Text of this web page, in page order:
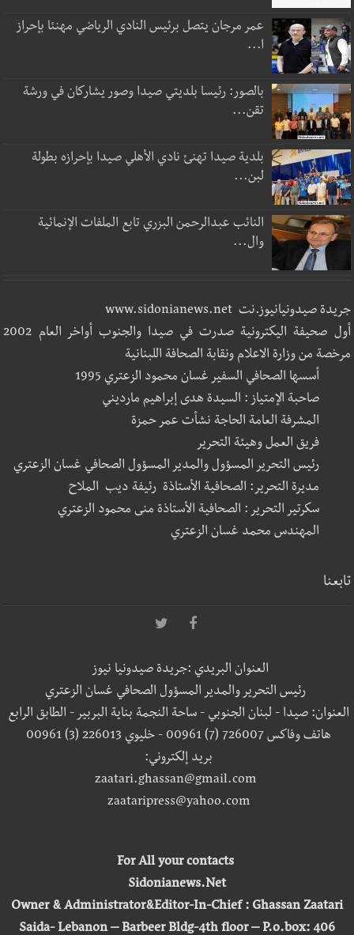
عمر مرجان يتصل برئيس النادي الرياضي مهنئا بإحراز
ا...
بالصور: رئيسا بلديتي صيدا وصور يشاركان في ورشة
تقن...
بلدية صيدا تهنئ نادي الأهلي صيدا بإحرازه بطولة
لبن...
النائب عبدالرحمن البزري تابع الملفات الإنمائية
وال...
جريدة صيدونيانيوز.نت www.sidonianews.net
أول صحيفة اليكترونية صدرت في صيدا والجنوب أواخر العام 2002
مرخصة من وزارة الاعلام ونقابة الصحافة اللبنانية
أسسها الصحافي السفير غسان محمود الزعتري 1995
صاحبة الإمتياز : السيدة هدى إبراهيم مارديني
المشرفة العامة الحاجة نشأت عمر حمزة
فريق العمل وهيئة التحرير
رئيس التحرير المسؤول والمدير المسؤول الصحافي غسان الزعتري
مديرة التحرير: الصحافية الأستاذة رئيفة ديب الملاح
سكرتير التحرير : الصحافية الأستاذة منى محمود الزعتري
المهندس محمد غسان الزعتري
تابعنا
العنوان البريدي :جريدة صيدونيا نيوز
رئيس التحرير والمدير المسؤول الصحافي غسان الزعتري
العنوان: صيدا - لبنان الجنوبي - ساحة النجمة بناية البربير - الطابق الرابع
هاتف وفاكس 726007 (7) 00961 - خليوي 226013 (3) 00961
بريد إلكتروني:
zaatari.ghassan@gmail.com
zaataripress@yahoo.com
For All your contacts
Sidonianews.Net
Owner & Administrator&Editor-In-Chief : Ghassan Zaatari
Saida- Lebanon – Barbeer Bldg-4th floor – P.o.box: 406